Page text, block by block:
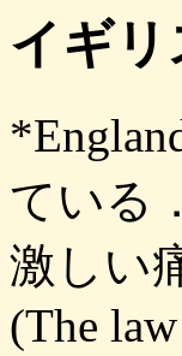
イギリ
ている．
激しい
(The